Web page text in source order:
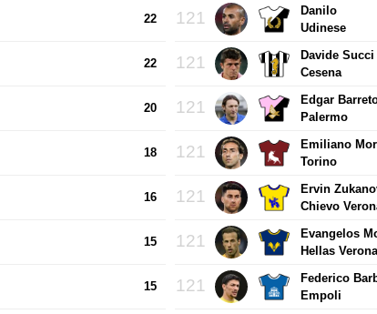
22
22
20
18
16
15
15
121
Danilo
Udinese
121
Davide Succi
Cesena
121
Edgar
Palermo
121
Emiliano
Torino
121
Ervin
Chievo
121
Evangelos
Hellas Verona
121
Federico
Empoli